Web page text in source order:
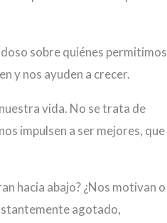
sobre quiénes permitimos
y nos ayuden a crecer.
vida. No se trata de
impulsen a ser mejores, que
hacia abajo? ¿Nos motivan o
agotado,